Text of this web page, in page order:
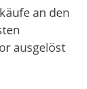
an den
ausgelöst